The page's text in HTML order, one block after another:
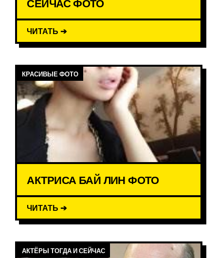
ЧИТАТЬ ➔
КРАСИВЫЕ ФОТО
АКТРИСА БАЙ ЛИН ФОТО
ЧИТАТЬ ➔
АКТЁРЫ ТОГДА И СЕЙЧАС